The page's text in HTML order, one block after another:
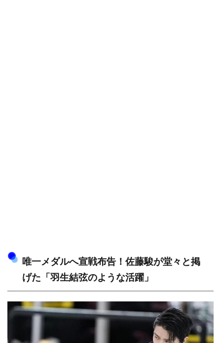
唯一メダルへ宣戦布告！佐藤駿が堂々と掲
げた「羽生結弦のような活躍」